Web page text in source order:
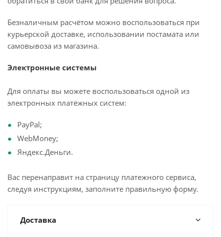
Безналичным расчётом можно воспользоваться при
курьерской доставке, использовании постамата или
самовывоза из магазина.
Электронные системы
Для оплаты вы можете воспользоваться одной из
электронных платёжных систем:
PayPal;
WebMoney;
Яндекс.Деньги.
Вас перенаправит на страницу платежного сервиса,
следуя инструкциям, заполните правильную форму.
Доставка